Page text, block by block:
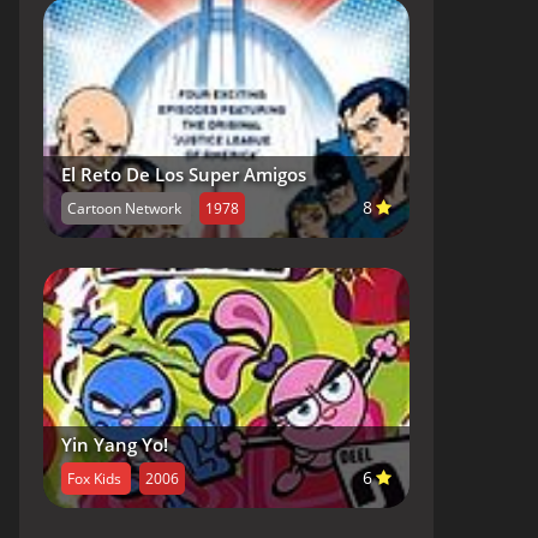
El Reto De Los Super Amigos
Cartoon Network 1978 8
Yin Yang Yo!
Fox Kids 2006 6